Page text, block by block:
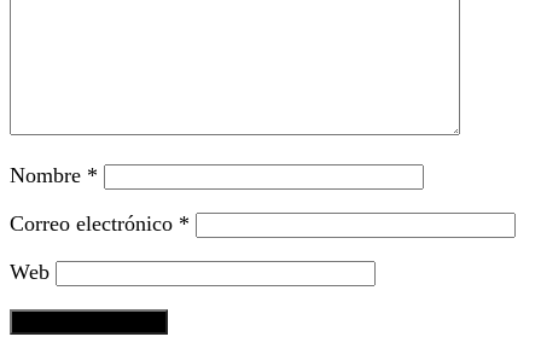
Nombre *
Correo electrónico *
Web